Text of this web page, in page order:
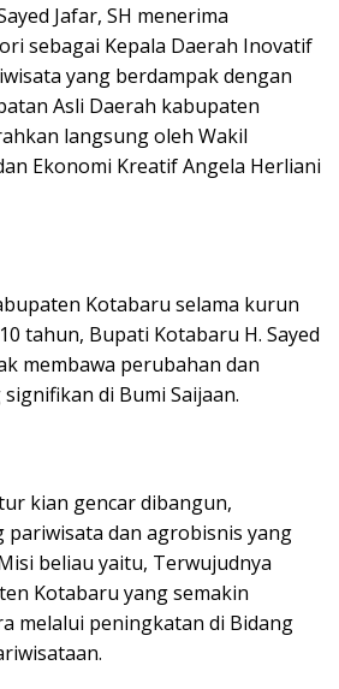
Jafar, SH menerima
sebagai Kepala Daerah Inovatif
yang berdampak dengan
Asli Daerah kabupaten
langsung oleh Wakil
Ekonomi Kreatif Angela Herliani
Kotabaru selama kurun
tahun, Bupati Kotabaru H. Sayed
membawa perubahan dan
di Bumi Saijaan.
kian gencar dibangun,
pariwisata dan agrobisnis yang
beliau yaitu, Terwujudnya
Kotabaru yang semakin
melalui peningkatan di Bidang